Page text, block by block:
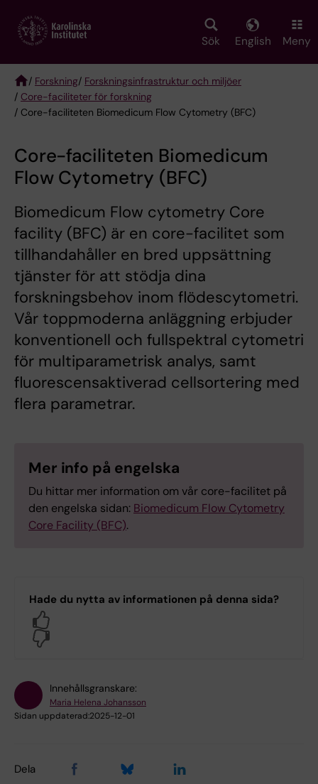
main
Sök English Meny
Breadcrumb
/ Forskning/ Forskningsinfrastruktur och miljöer
/ Core-faciliteter för forskning
/ Core-faciliteten Biomedicum Flow Cytometry (BFC)
Core-faciliteten Biomedicum
Flow Cytometry (BFC)
Biomedicum Flow cytometry Core
facility (BFC) är en core-facilitet som
tillhandahåller en bred uppsättning
tjänster för att stödja dina
forskningsbehov inom flödescytometri.
Vår toppmoderna anläggning erbjuder
konventionell och fullspektral cytometri
för multiparametrisk analys, samt
fluorescensaktiverad cellsortering med
flera parametrar.
Mer info på engelska
Du hittar mer information om vår core-facilitet på
den engelska sidan: Biomedicum Flow Cytometry
Core Facility (BFC).
Hade du nytta av informationen på denna sida?
Innehållsgranskare:
Maria Helena Johansson
Sidan uppdaterad:2025-12-01
Dela